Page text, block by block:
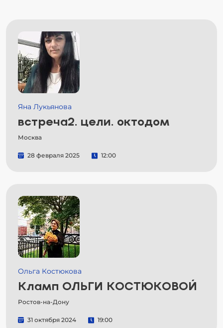
Яна Лукьянова
встреча2. цели. октодом
Москва
28 февраля 2025 12:00
Ольга Костюкова
Кламп ОЛЬГИ КОСТЮКОВОЙ
Ростов-на-Дону
31 октября 2024 19:00